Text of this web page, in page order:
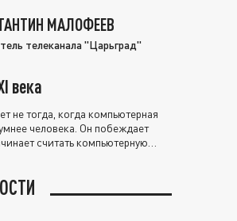
МАЛОФЕЕВ
телеканала "Царьград"
века
не тогда, когда компьютерная
человека. Он побеждает
считать компьютерную